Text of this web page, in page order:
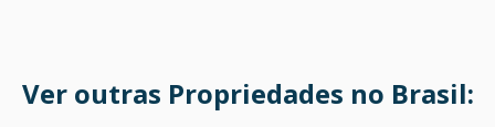
Ver outras Propriedades no Brasil: